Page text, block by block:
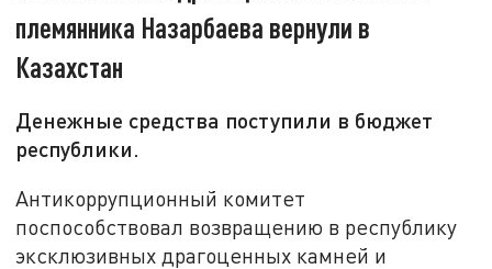
племянника Назарбаева вернули в
Казахстан
Денежные средства поступили в бюджет
республики.
Антикоррупционный комитет
поспособствовал возвращению в республику
эксклюзивных драгоценных камней и